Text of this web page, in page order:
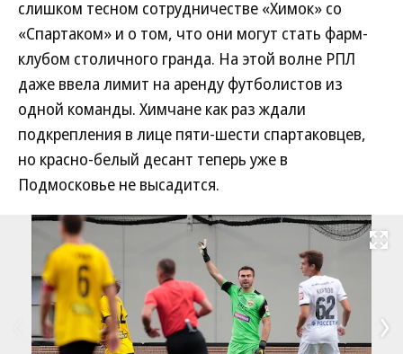
слишком тесном сотрудничестве «Химок» со
«Спартаком» и о том, что они могут стать фарм-
клубом столичного гранда. На этой волне РПЛ
даже ввела лимит на аренду футболистов из
одной команды. Химчане как раз ждали
подкрепления в лице пяти-шести спартаковцев,
но красно-белый десант теперь уже в
Подмосковье не высадится.
Развернуть